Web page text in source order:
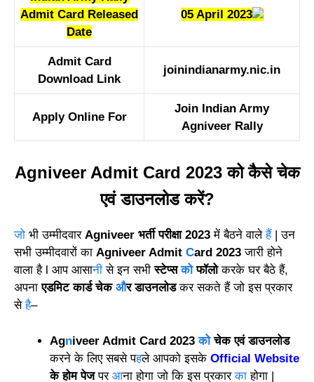
Admit Card Released
Date
05 April 2023
Admit Card
Download Link
joinindianarmy.nic.in
Apply Online For
Join Indian Army
Agniveer Rally
Agniveer Admit Card 2023 को कैसे चेक
एवं डाउनलोड करें?
जो भी उम्मीदवारAgniveer भर्ती परीक्षा 2023 में बैठने वालेहैं| उन
सभी उम्मीदवारों का Agniveer Admit Card 2023 जारी होने
वाला है l आप आसानी से इन सभी स्टेप्सकोफॉलोकरके घर बैठे हैं,
अपनाएडमिट कार्ड चेकऔर डाउनलोडकर सकते हैं जो इस प्रकार
सेहै–
Agniveer Admit Card 2023कोचेक एवं डाउनलोड
करने के लिए सबसे पहले आपको इसके Official Website
के होम पेजपर आना होगा जो कि इस प्रकारका होगा |